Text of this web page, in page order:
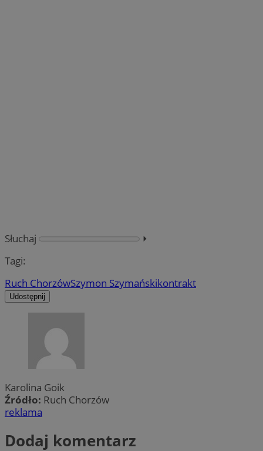
Słuchaj
⏵︎
Tagi:
Ruch ChorzówSzymon Szymańskikontrakt
Udostępnij
Karolina Goik
Źródło: Ruch Chorzów
reklama
Dodaj komentarz